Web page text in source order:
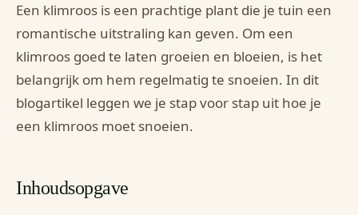
Een klimroos is een prachtige plant die je tuin een
romantische uitstraling kan geven. Om een
klimroos goed te laten groeien en bloeien, is het
belangrijk om hem regelmatig te snoeien. In dit
blogartikel leggen we je stap voor stap uit hoe je
een klimroos moet snoeien.
Inhoudsopgave